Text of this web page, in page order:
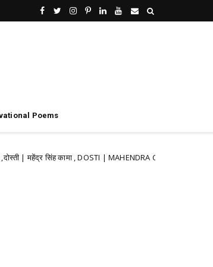
Poems
महेंद्र सिंह कामा , DOSTI | MAHENDRA CAMA